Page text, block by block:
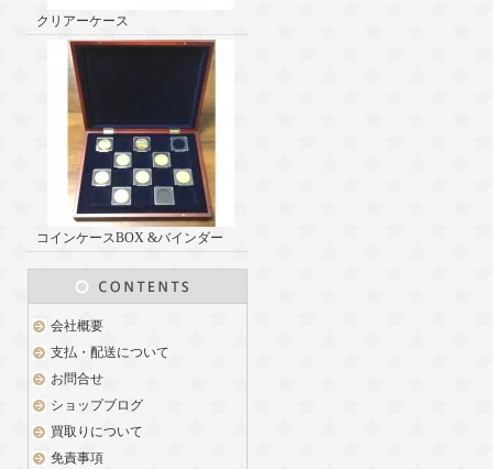
クリアーケース
コインケースBOX &バインダー
会社概要
支払・配送について
お問合せ
ショップブログ
買取りについて
免責事項